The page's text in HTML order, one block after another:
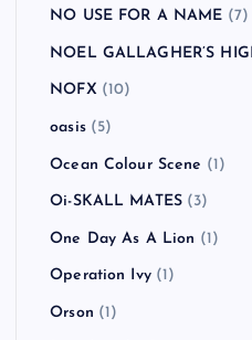
NO USE FOR A NAME (7)
NOEL GALLAGHER’S
NOFX (10)
oasis(5)
Ocean Colour Scene (1)
Oi-SKALL MATES (3)
One Day As A Lion (1)
Operation Ivy(1)
Orson (1)